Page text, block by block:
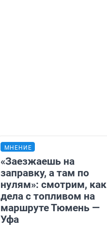
МНЕНИЕ
«Заезжаешь на
заправку, а там по
нулям»: смотрим, как
дела с топливом на
маршруте Тюмень —
Уфа